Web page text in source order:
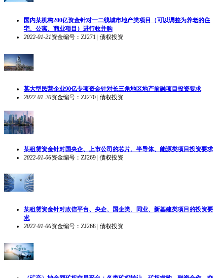
国内某机构200亿资金针对一二线城市地产类项目（可以调整为养老的住
宅、公寓、商业项目）进行收并购
2022-01-21资金编号：ZJ271 | 债权投资
某大型民营企业90亿专项资金针对长三角地区地产前融项目投资要求
2022-01-20资金编号：ZJ270 | 债权投资
某租赁资金针对国央企、上市公司的芯片、半导体、能源类项目投资要求
2022-01-06资金编号：ZJ269 | 债权投资
某租赁资金针对政信平台、央企、国企类、同业、新基建类项目的投资要
求
2022-01-06资金编号：ZJ268 | 债权投资